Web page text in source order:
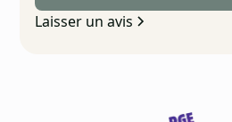
Laisser un avis